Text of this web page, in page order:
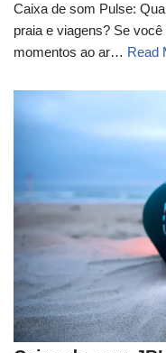
Caixa de som Pulse:
praia e viagens? Se
momentos ao ar… Read